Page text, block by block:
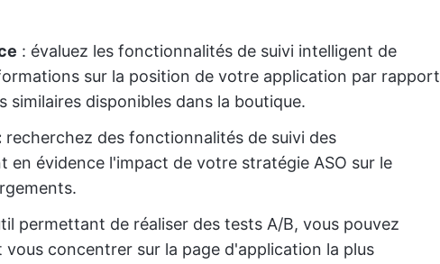
: évaluez les fonctionnalités de suivi intelligent de
sur la position de votre application par rapport
similaires disponibles dans la boutique.
recherchez des fonctionnalités de suivi des
en évidence l'impact de votre stratégie ASO sur le
permettant de réaliser des tests A/B, vous pouvez
concentrer sur la page d'application la plus